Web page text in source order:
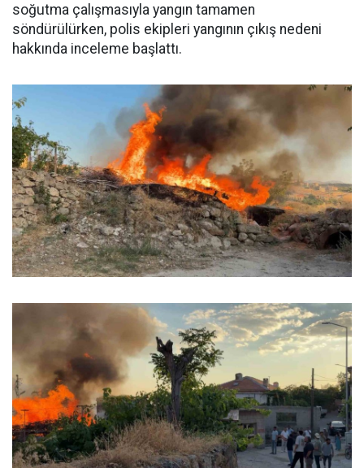
soğutma çalışmasıyla yangın tamamen
söndürülürken, polis ekipleri yangının çıkış nedeni
hakkında inceleme başlattı.